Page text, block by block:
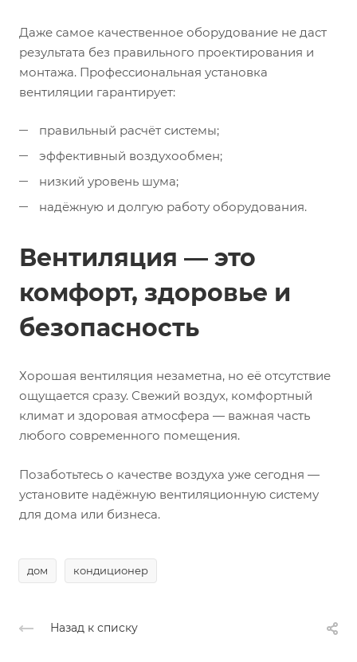
Даже самое качественное оборудование не даст
результата без правильного проектирования и
монтажа. Профессиональная установка
вентиляции гарантирует:
правильный расчёт системы;
эффективный воздухообмен;
низкий уровень шума;
надёжную и долгую работу оборудования.
Вентиляция — это
комфорт, здоровье и
безопасность
Хорошая вентиляция незаметна, но её отсутствие
ощущается сразу. Свежий воздух, комфортный
климат и здоровая атмосфера — важная часть
любого современного помещения.
Позаботьтесь о качестве воздуха уже сегодня —
установите надёжную вентиляционную систему
для дома или бизнеса.
дом кондиционер
Назад к списку